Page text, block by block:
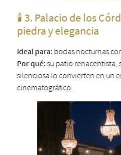
🕯️ 3. Palacio de los
piedra y elegancia
Ideal para: bodas nocturnas
Por qué: su patio renacentista,
silenciosa lo convierten en un
cinematográfico.